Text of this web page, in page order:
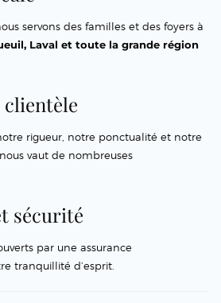
servons des familles et des foyers à
Laval et toute la grande région
rigueur, notre ponctualité et notre
vaut de nombreuses
sécurité
par une assurance
tranquillité d’esprit.